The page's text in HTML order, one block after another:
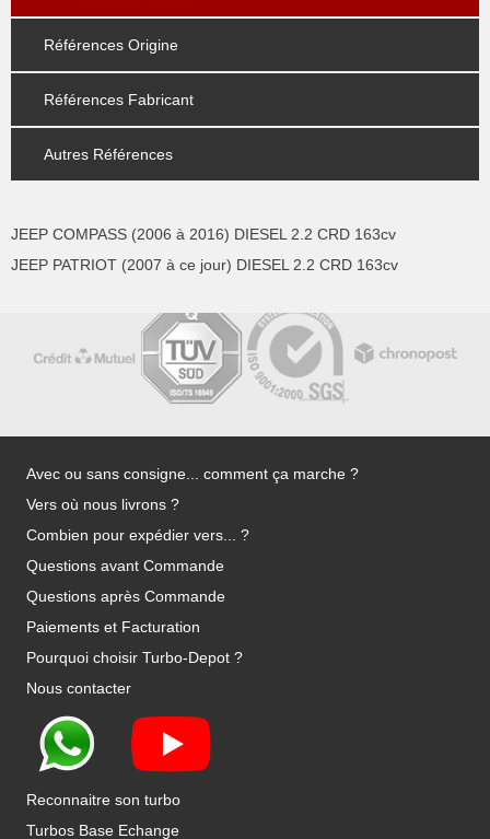
Références Origine
Références Fabricant
Autres Références
JEEP COMPASS (2006 à 2016) DIESEL 2.2 CRD 163cv
JEEP PATRIOT (2007 à ce jour) DIESEL 2.2 CRD 163cv
Avec ou sans consigne... comment ça marche ?
Vers où nous livrons ?
Combien pour expédier vers... ?
Questions avant Commande
Questions après Commande
Paiements et Facturation
Pourquoi choisir Turbo-Depot ?
Nous contacter
Reconnaitre son turbo
Turbos Base Echange